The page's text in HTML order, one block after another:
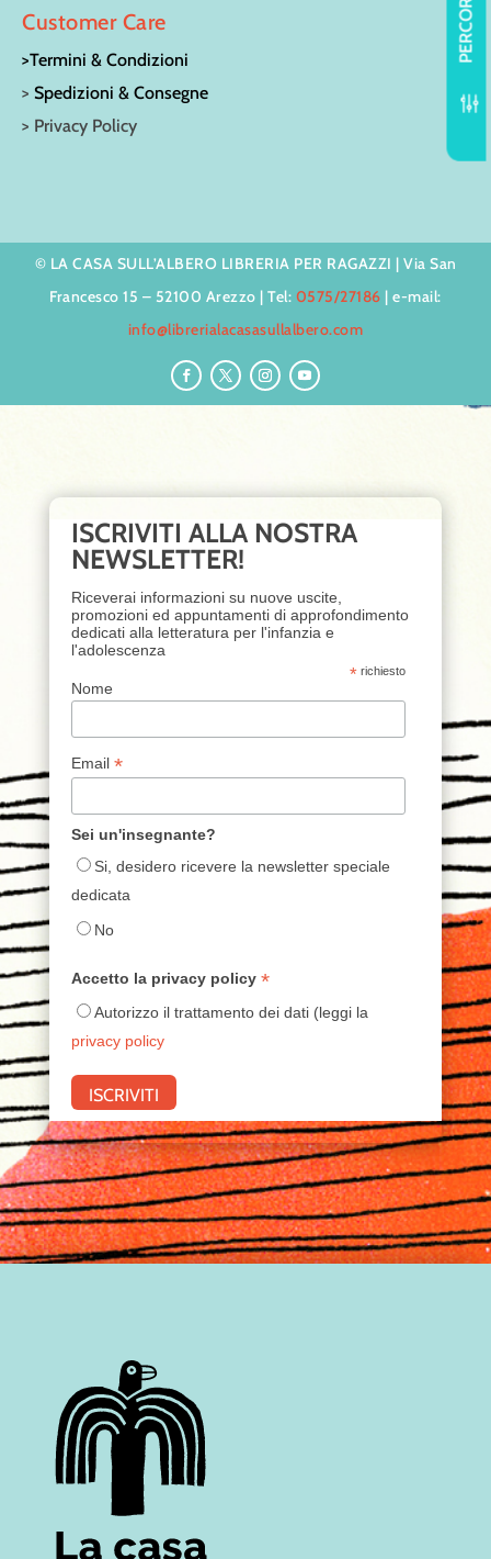
f
PERCORSI
Customer Care
>Termini & Condizioni
>Spedizioni & Consegne
> Privacy Policy
© LA CASA SULL’ALBERO LIBRERIA PER RAGAZZI | Via San
Francesco 15 – 52100 Arezzo | Tel: 0575/27186 | e-mail:
info@librerialacasasullalbero.com
ISCRIVITI ALLA NOSTRA
NEWSLETTER!
Riceverai informazioni su nuove uscite,
promozioni ed appuntamenti di approfondimento
dedicati alla letteratura per l'infanzia e
l'adolescenza
* richiesto
Nome
Email *
Sei un'insegnante?
Si, desidero ricevere la newsletter speciale
dedicata
No
Accetto la privacy policy *
Autorizzo il trattamento dei dati (leggi la
privacy policy